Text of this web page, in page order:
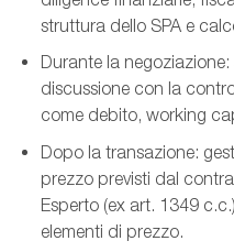
struttura dello SPA e
Durante la
discussione con la
come debito, working
Dopo la transazione:
prezzo previsti dal
Esperto (ex art. 1349
elementi di prezzo.